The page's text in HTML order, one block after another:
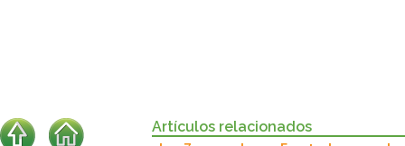
Artículos relacionados